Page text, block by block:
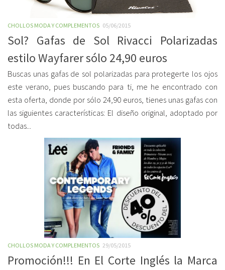
CHOLLOS MODA Y COMPLEMENTOS 05/06/2015
Sol? Gafas de Sol Rivacci Polarizadas
estilo Wayfarer sólo 24,90 euros
Buscas unas gafas de sol polarizadas para protegerte los ojos
este verano, pues buscando para ti, me he encontrado con
esta oferta, donde por sólo 24,90 euros, tienes unas gafas con
las siguientes características: El diseño original, adoptado por
todas...
CHOLLOS MODA Y COMPLEMENTOS 29/05/2015
Promoción!!! En El Corte Inglés la Marca